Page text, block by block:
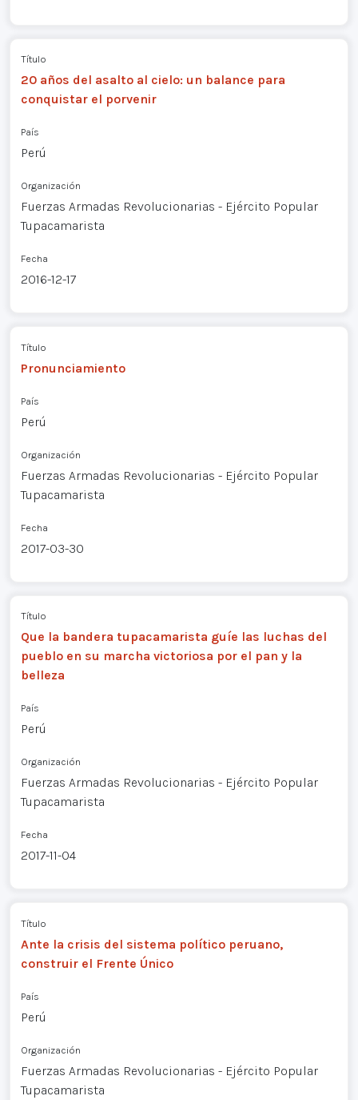
Título
20 años del asalto al cielo: un balance para
conquistar el porvenir
País
Perú
Organización
Fuerzas Armadas Revolucionarias - Ejército Popular
Tupacamarista
Fecha
2016-12-17
Título
Pronunciamiento
País
Perú
Organización
Fuerzas Armadas Revolucionarias - Ejército Popular
Tupacamarista
Fecha
2017-03-30
Título
Que la bandera tupacamarista guíe las luchas del
pueblo en su marcha victoriosa por el pan y la
belleza
País
Perú
Organización
Fuerzas Armadas Revolucionarias - Ejército Popular
Tupacamarista
Fecha
2017-11-04
Título
Ante la crisis del sistema político peruano,
construir el Frente Único
País
Perú
Organización
Fuerzas Armadas Revolucionarias - Ejército Popular
Tupacamarista